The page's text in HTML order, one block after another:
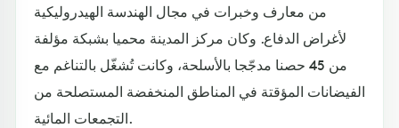
من معارف وخبرات في مجال الهندسة الهيدروليكية
لأغراض الدفاع. وكان مركز المدينة محميا بشبكة مؤلفة
من 45 حصنا مدجّجا بالأسلحة، وكانت تُشغّل بالتناغم مع
الفيضانات المؤقتة في المناطق المنخفضة المستصلحة من
التجمعات المائية.